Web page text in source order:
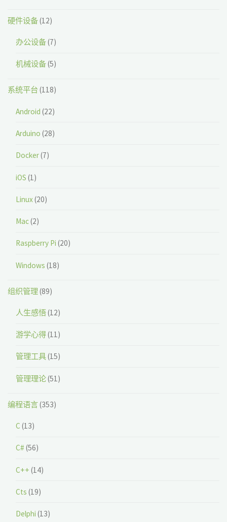
硬件设备(12)
办公设备(7)
机械设备(5)
系统平台 (118)
Android (22)
Arduino (28)
Docker(7)
iOS (1)
Linux(20)
Mac(2)
Raspberry Pi (20)
Windows (18)
组织管理(89)
人生感悟(12)
游学心得(11)
管理工具(15)
管理理论(51)
编程语言(353)
C (13)
C# (56)
C++ (14)
Cts (19)
Delphi (13)